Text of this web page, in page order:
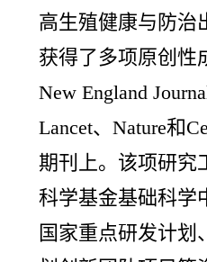
高生殖健康与防治
获得了多项原创性
New England
Lancet、Nature和
期刊上。该项研究
科学基金基础科学
国家重点研发计划